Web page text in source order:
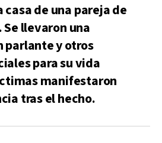
de una pareja de
llevaron una
parlante y otros
para su vida
manifestaron
tras el hecho.